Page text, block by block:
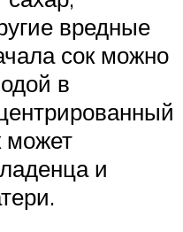
вредные
сок можно
в
может
и